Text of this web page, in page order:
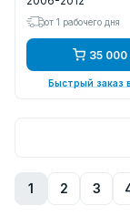
от 1 рабочего дня
35 000
Быстрый заказ
1 2 3